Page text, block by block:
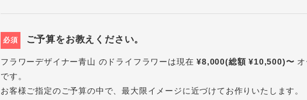
必須 ご予算をお教えください。
フラワーデザイナー青山 のドライフラワーは現在¥8,000(総額 ¥10,500)〜
です。
お客様ご指定のご予算の中で、最大限イメージに近づけてお作りいたします。